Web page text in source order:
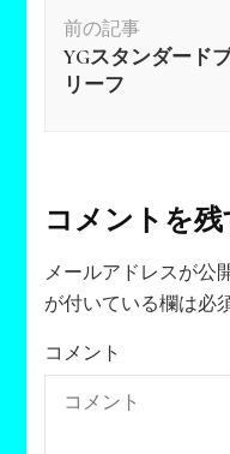
稿
ナ
ビ
ョ
前の記事
YGスタンダード
リーフ
コメントを残
メールアドレスが公
が付いている欄は必
コメント